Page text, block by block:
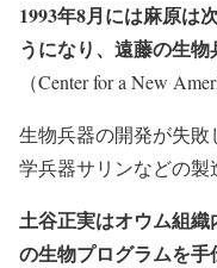
1993年8月には麻原は
うになり、遠藤の生物
（Center for a New
生物兵器の開発が失
学兵器サリンなどの製
土谷正実はオウム組
の生物プログラムを